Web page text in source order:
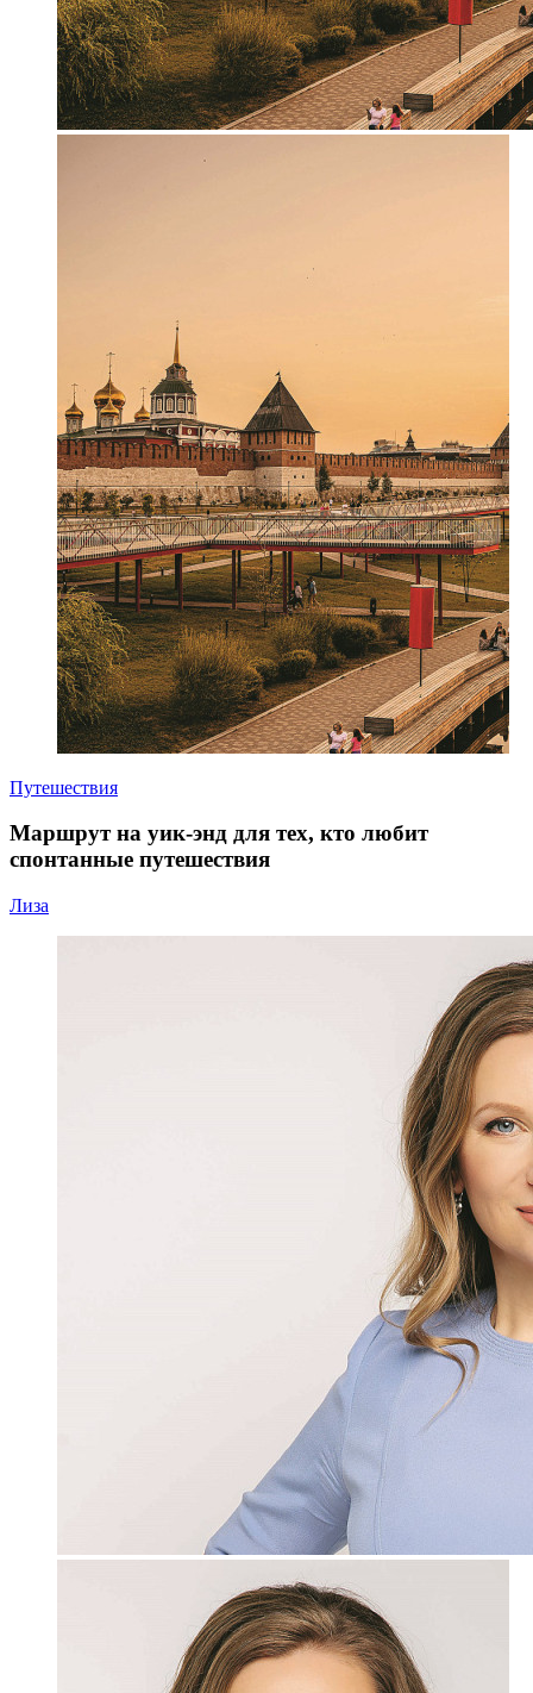
Путешествия
Маршрут на уик-энд для тех, кто любит
спонтанные путешествия
Лиза